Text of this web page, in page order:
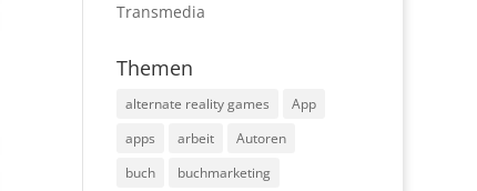
Transmedia
Themen
alternate reality games
App
apps
arbeit
Autoren
buch
buchmarketing